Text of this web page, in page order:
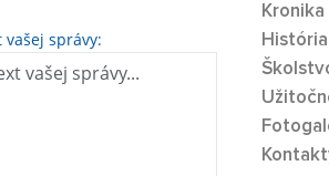
vašej správy: